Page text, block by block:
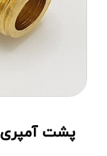
پشت آمپری ۳.۸ به ۳.۸